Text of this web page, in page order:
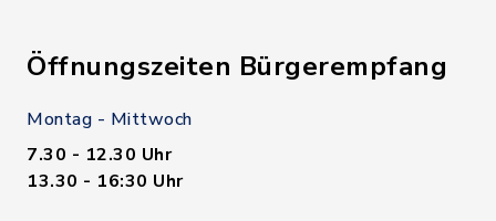
Öffnungszeiten Bürgerempfang
Montag - Mittwoch
7.30 - 12.30 Uhr
13.30 - 16:30 Uhr